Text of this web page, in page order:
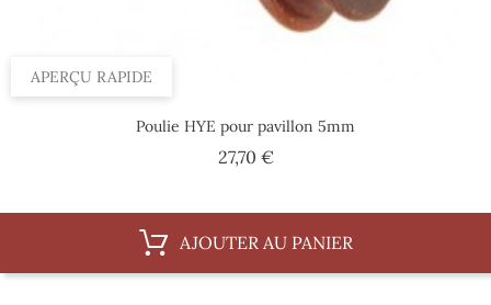
APERÇU RAPIDE
Poulie HYE pour pavillon 5mm
27,70 €Prix
AJOUTER AU PANIER